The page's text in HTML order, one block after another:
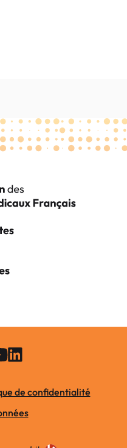
de confidentialité